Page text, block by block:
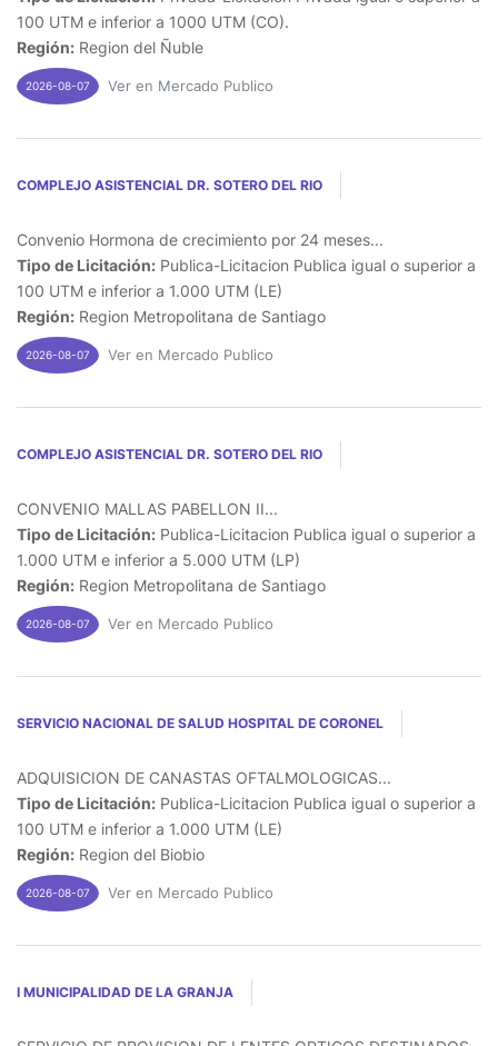
100 UTM e inferior a 1000 UTM (CO).
Región: Region del Ñuble
2026-08-07 Ver en Mercado Publico
COMPLEJO ASISTENCIAL DR. SOTERO DEL RIO
Convenio Hormona de crecimiento por 24 meses...
Tipo de Licitación: Publica-Licitacion Publica igual o superior a
100 UTM e inferior a 1.000 UTM (LE)
Región: Region Metropolitana de Santiago
2026-08-07 Ver en Mercado Publico
COMPLEJO ASISTENCIAL DR. SOTERO DEL RIO
CONVENIO MALLAS PABELLON II...
Tipo de Licitación: Publica-Licitacion Publica igual o superior a
1.000 UTM e inferior a 5.000 UTM (LP)
Región: Region Metropolitana de Santiago
2026-08-07 Ver en Mercado Publico
SERVICIO NACIONAL DE SALUD HOSPITAL DE CORONEL
ADQUISICION DE CANASTAS OFTALMOLOGICAS...
Tipo de Licitación: Publica-Licitacion Publica igual o superior a
100 UTM e inferior a 1.000 UTM (LE)
Región: Region del Biobio
2026-08-07 Ver en Mercado Publico
I MUNICIPALIDAD DE LA GRANJA